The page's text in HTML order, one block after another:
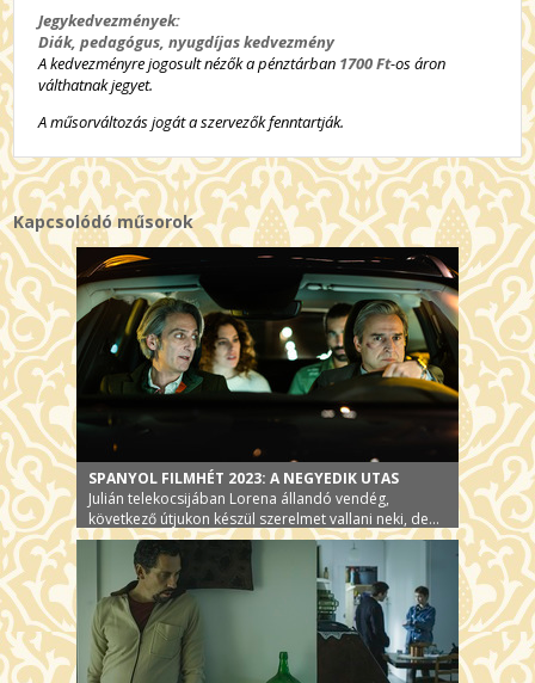
Jegykedvezmények:
Diák, pedagógus, nyugdíjas kedvezmény
A kedvezményre jogosult nézők a pénztárban 1700 Ft-os áron
válthatnak jegyet.
A műsorváltozás jogát a szervezők fenntartják.
Kapcsolódó műsorok
SPANYOL FILMHÉT 2023: A NEGYEDIK UTAS
Julián telekocsijában Lorena állandó vendég,
következő útjukon készül szerelmet vallani neki, de...